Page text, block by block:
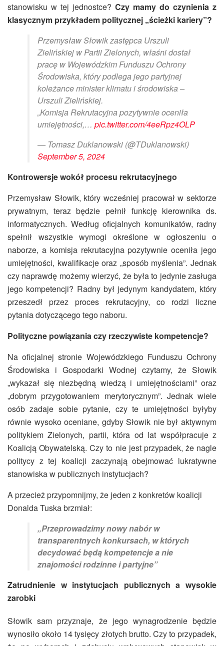
stanowisku w tej jednostce? Czy mamy do czynienia z
klasycznym przykładem politycznej „ścieżki kariery”?
Przemysław Słowik zastępca Urszuli
Zielińskiej w Partii Zielonych, właśni dostał
pracę w Wojewódzkim Funduszu Ochrony
Środowiska, który podlega jego partyjnej
koleżance minister klimatu i środowiska –
Urszuli Zielińskiej.
„Komisja Rekrutacyjna pozytywnie oceniła
umiejętności,… pic.twitter.com/4eeRpz4OLP
— Tomasz Duklanowski (@TDuklanowski)
September 5, 2024
Kontrowersje wokół procesu rekrutacyjnego
Przemysław Słowik, który wcześniej pracował w sektorze
prywatnym, teraz będzie pełnił funkcję kierownika ds.
informatycznych. Według oficjalnych komunikatów, radny
spełnił wszystkie wymogi określone w ogłoszeniu o
naborze, a komisja rekrutacyjna pozytywnie oceniła jego
umiejętności, kwalifikacje oraz „sposób myślenia”. Jednak
czy naprawdę możemy wierzyć, że była to jedynie zasługa
jego kompetencji? Radny był jedynym kandydatem, który
przeszedł przez proces rekrutacyjny, co rodzi liczne
pytania dotyczącego tego naboru.
Polityczne powiązania czy rzeczywiste kompetencje?
Na oficjalnej stronie Wojewódzkiego Funduszu Ochrony
Środowiska i Gospodarki Wodnej czytamy, że Słowik
„wykazał się niezbędną wiedzą i umiejętnościami” oraz
„dobrym przygotowaniem merytorycznym”. Jednak wiele
osób zadaje sobie pytanie, czy te umiejętności byłyby
równie wysoko oceniane, gdyby Słowik nie był aktywnym
politykiem Zielonych, partii, która od lat współpracuje z
Koalicją Obywatelską. Czy to nie jest przypadek, że nagle
politycy z tej koalicji zaczynają obejmować lukratywne
stanowiska w publicznych instytucjach?
A przecież przypomnijmy, że jeden z konkretów koalicji
Donalda Tuska brzmiał:
„Przeprowadzimy nowy nabór w
transparentnych konkursach, w których
decydować będą kompetencje a nie
znajomości rodzinne i partyjne”
Zatrudnienie w instytucjach publicznych a wysokie
zarobki
Słowik sam przyznaje, że jego wynagrodzenie będzie
wynosiło około 14 tysięcy złotych brutto. Czy to przypadek,